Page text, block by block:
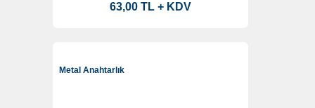
63,00 TL + KDV
Metal Anahtarlık